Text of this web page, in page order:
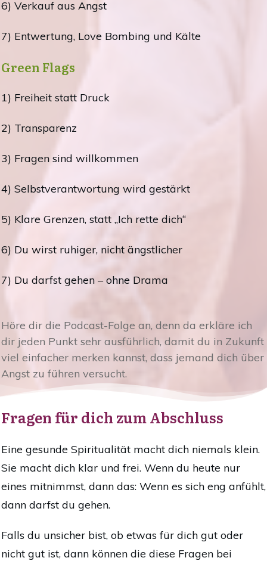
6) Verkauf aus Angst
7) Entwertung, Love Bombing und Kälte
Green Flags
1) Freiheit statt Druck
2) Transparenz
3) Fragen sind willkommen
4) Selbstverantwortung wird gestärkt
5) Klare Grenzen, statt „Ich rette dich“
6) Du wirst ruhiger, nicht ängstlicher
7) Du darfst gehen – ohne Drama
Höre dir die Podcast-Folge an, denn da erkläre ich
dir jeden Punkt sehr ausführlich, damit du in Zukunft
viel einfacher merken kannst, dass jemand dich über
Angst zu führen versucht.
Fragen für dich zum Abschluss
Eine gesunde Spiritualität macht dich niemals klein.
Sie macht dich klar und frei. Wenn du heute nur
eines mitnimmst, dann das: Wenn es sich eng anfühlt,
dann darfst du gehen.
Falls du unsicher bist, ob etwas für dich gut oder
nicht gut ist, dann können die diese Fragen bei